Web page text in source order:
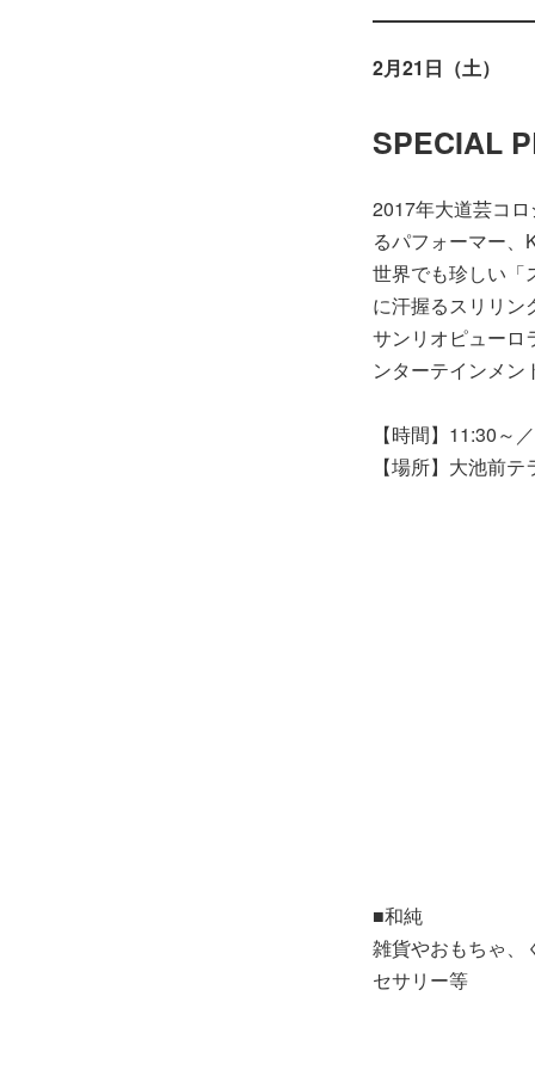
2月21日（土）
SPECIAL
2017年大道芸コ
るパフォーマー、
世界でも珍しい「
に汗握るスリリン
サンリオピューロ
ンターテインメン
【時間】11:30～
【場所】大池前テ
■和純
雑貨やおもちゃ、
セサリー等